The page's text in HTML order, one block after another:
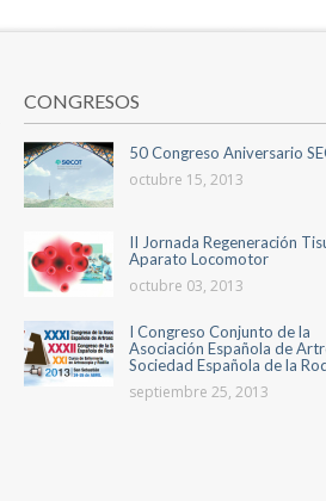
CONGRESOS
50 Congreso Aniversario
octubre 15, 2013
II Jornada Regeneración
Aparato Locomotor
octubre 03, 2013
I Congreso Conjunto de la
Asociación Española de
Sociedad Española de la
septiembre 25, 2013